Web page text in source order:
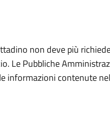
non deve più
Le Pubbliche
informazioni contenute